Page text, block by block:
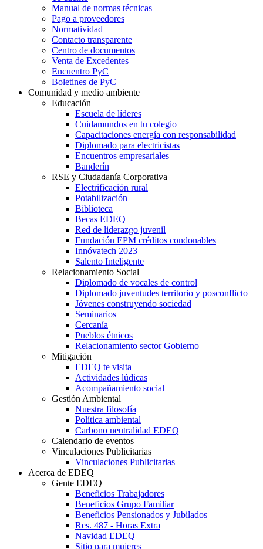
Manual de normas técnicas
Pago a proveedores
Normatividad
Contacto transparente
Centro de documentos
Venta de Excedentes
Encuentro PyC
Boletines de PyC
Comunidad y medio ambiente
Educación
Escuela de líderes
Cuidamundos en tu colegio
Capacitaciones energía con responsabilidad
Diplomado para electricistas
Encuentros empresariales
Banderín
RSE y Ciudadanía Corporativa
Electrificación rural
Potabilización
Biblioteca
Becas EDEQ
Red de liderazgo juvenil
Fundación EPM créditos condonables
Innóvatech 2023
Salento Inteligente
Relacionamiento Social
Diplomado de vocales de control
Diplomado juventudes territorio y posconflicto
Jóvenes construyendo sociedad
Seminarios
Cercanía
Pueblos étnicos
Relacionamiento sector Gobierno
Mitigación
EDEQ te visita
Actividades lúdicas
Acompañamiento social
Gestión Ambiental
Nuestra filosofía
Política ambiental
Carbono neutralidad EDEQ
Calendario de eventos
Vinculaciones Publicitarias
Vinculaciones Publicitarias
Acerca de EDEQ
Gente EDEQ
Beneficios Trabajadores
Beneficios Grupo Familiar
Beneficios Pensionados y Jubilados
Res. 487 - Horas Extra
Navidad EDEQ
Sitio para mujeres